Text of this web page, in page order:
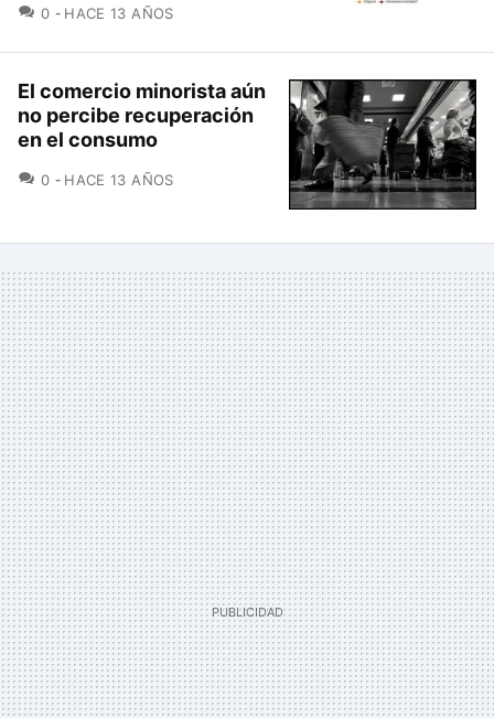
0 COMENTARIOS
HACE 13 AÑOS
El comercio minorista aún
no percibe recuperación
en el consumo
0 COMENTARIOS
HACE 13 AÑOS